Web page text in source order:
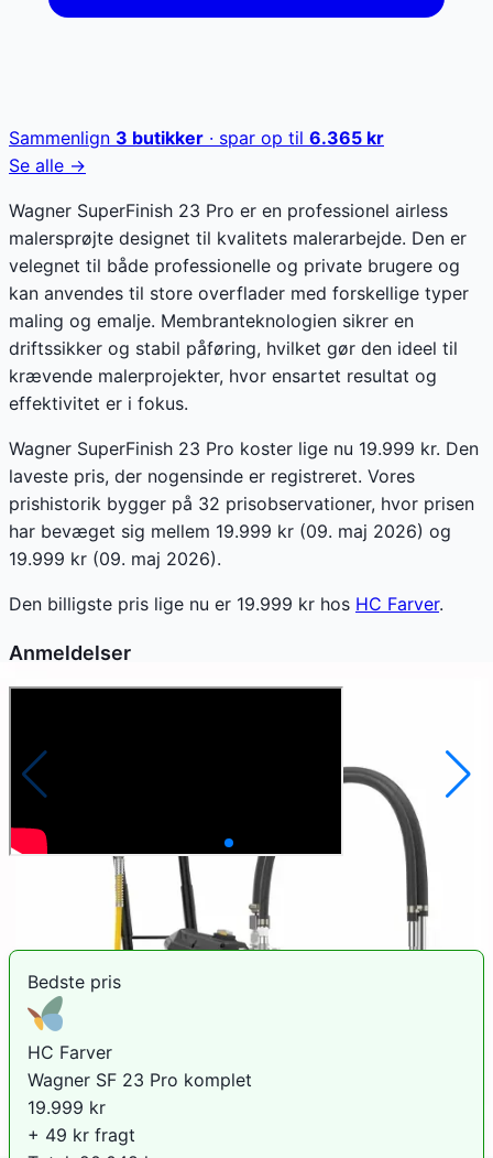
Sammenlign 3 butikker · spar op til 6.365 kr
Se alle →
Wagner SuperFinish 23 Pro er en professionel airless
malersprøjte designet til kvalitets malerarbejde. Den er
velegnet til både professionelle og private brugere og
kan anvendes til store overflader med forskellige typer
maling og emalje. Membranteknologien sikrer en
driftssikker og stabil påføring, hvilket gør den ideel til
krævende malerprojekter, hvor ensartet resultat og
effektivitet er i fokus.
Wagner SuperFinish 23 Pro koster lige nu 19.999 kr. Den
laveste pris, der nogensinde er registreret. Vores
prishistorik bygger på 32 prisobservationer, hvor prisen
har bevæget sig mellem 19.999 kr (09. maj 2026) og
19.999 kr (09. maj 2026).
Den billigste pris lige nu er 19.999 kr hos HC Farver.
Anmeldelser
Sammenlign priser
Bedste pris
HC Farver
Wagner SF 23 Pro komplet
19.999 kr
+ 49 kr fragt